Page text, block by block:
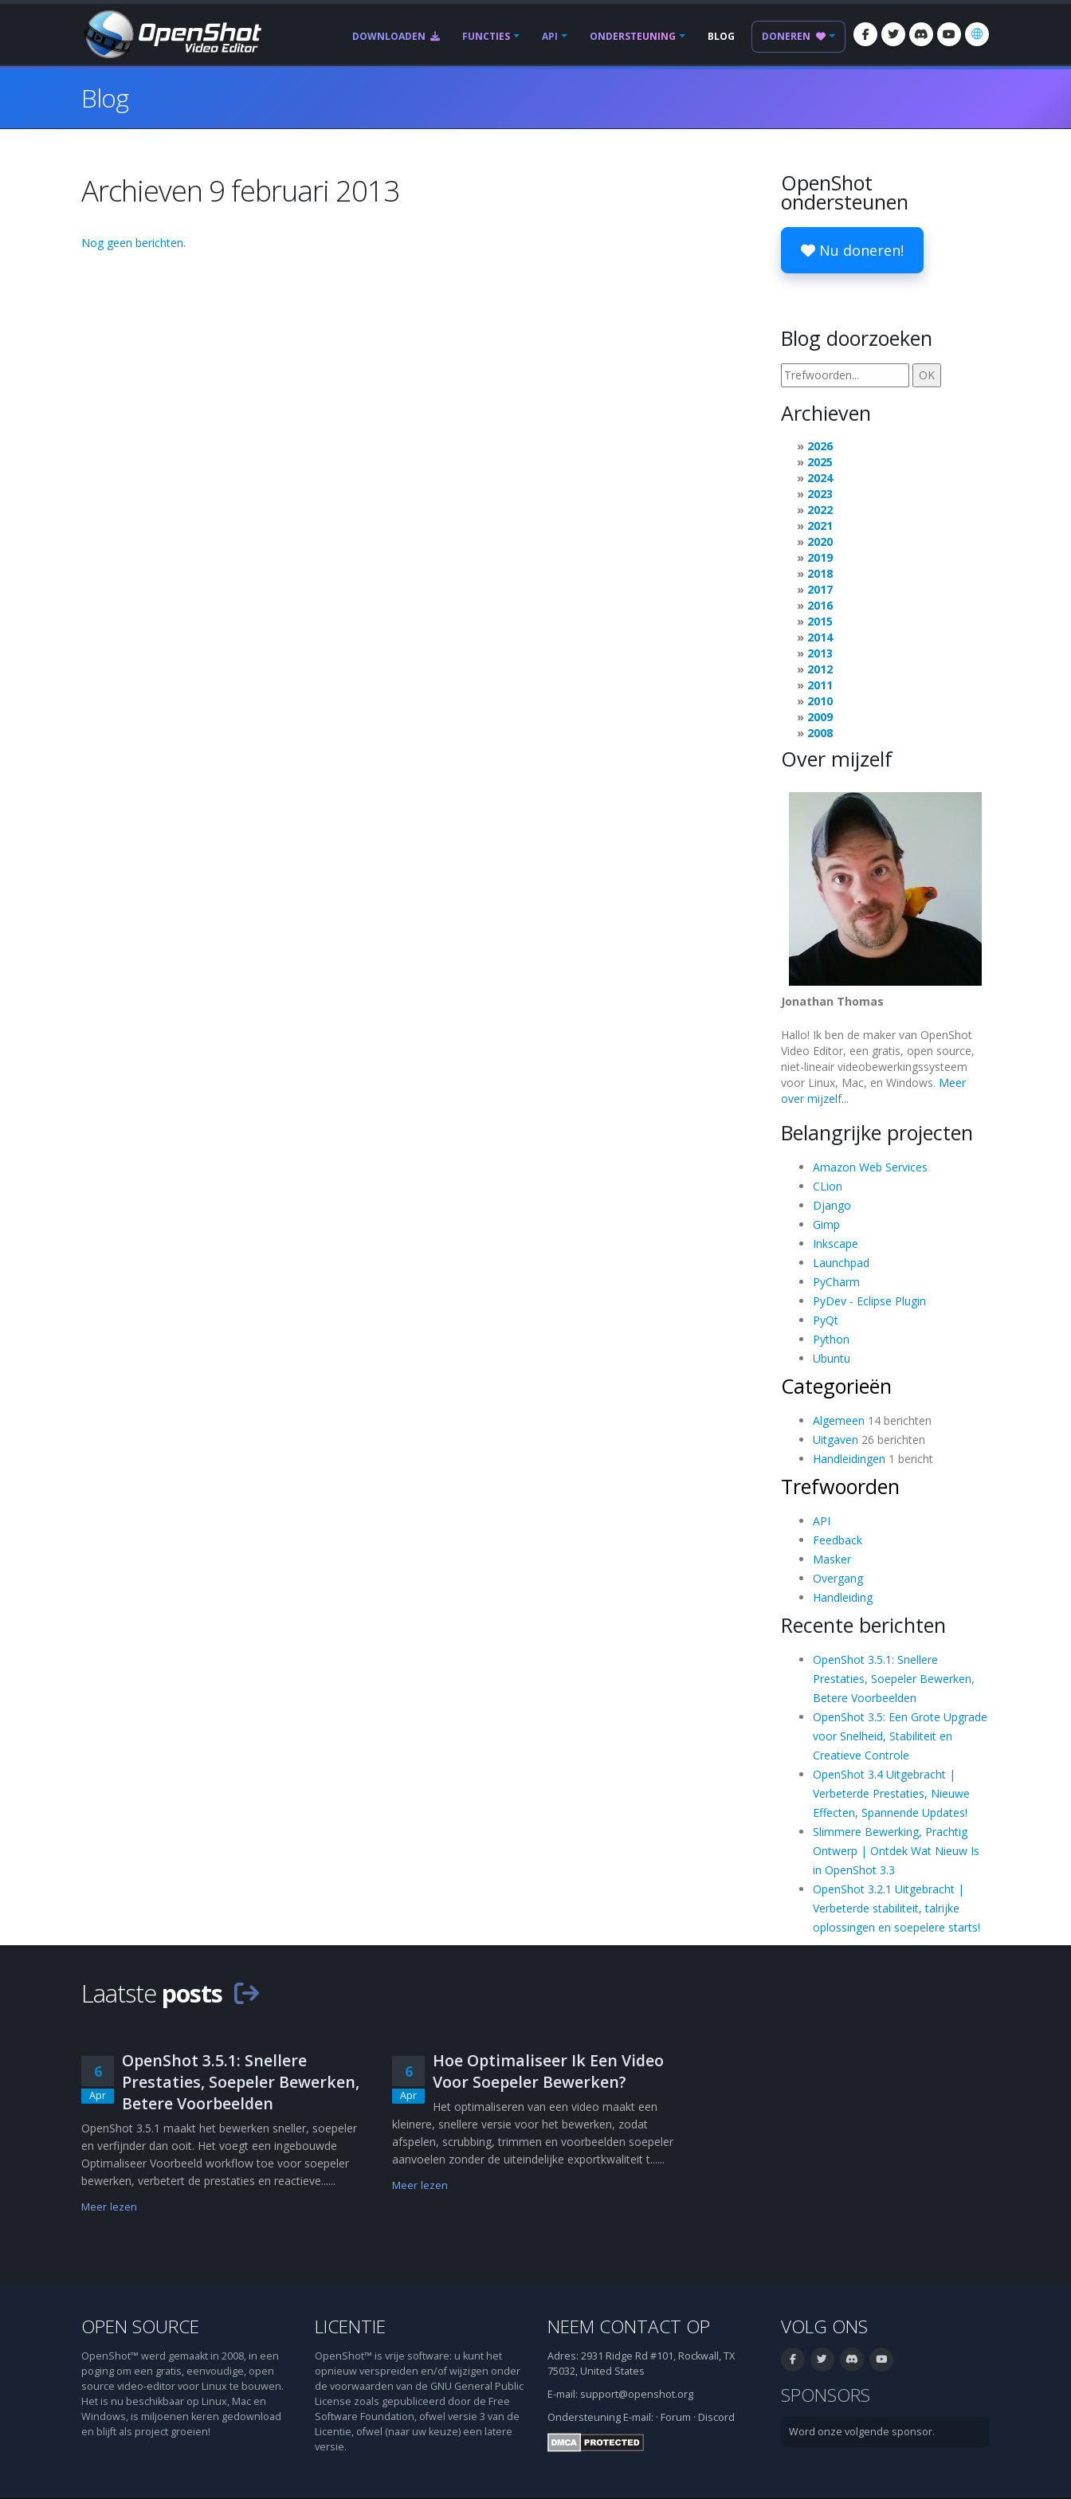
DOWNLOADEN FUNCTIES API ONDERSTEUNING BLOG DONEREN
Blog
Archieven 9 februari 2013
Nog geen berichten.
OpenShot
ondersteunen
Nu doneren!
Blog doorzoeken
Archieven
2026
2025
2024
2023
2022
2021
2020
2019
2018
2017
2016
2015
2014
2013
2012
2011
2010
2009
2008
Over mijzelf
Jonathan Thomas
Hallo! Ik ben de maker van OpenShot
Video Editor, een gratis, open source,
niet-lineair videobewerkingssysteem
voor Linux, Mac, en Windows. Meer
over mijzelf...
Belangrijke projecten
Amazon Web Services
CLion
Django
Gimp
Inkscape
Launchpad
PyCharm
PyDev - Eclipse Plugin
PyQt
Python
Ubuntu
Categorieën
Algemeen 14 berichten
Uitgaven 26 berichten
Handleidingen 1 bericht
Trefwoorden
API
Feedback
Masker
Overgang
Handleiding
Recente berichten
OpenShot 3.5.1: Snellere
Prestaties, Soepeler Bewerken,
Betere Voorbeelden
OpenShot 3.5: Een Grote Upgrade
voor Snelheid, Stabiliteit en
Creatieve Controle
OpenShot 3.4 Uitgebracht |
Verbeterde Prestaties, Nieuwe
Effecten, Spannende Updates!
Slimmere Bewerking, Prachtig
Ontwerp | Ontdek Wat Nieuw Is
in OpenShot 3.3
OpenShot 3.2.1 Uitgebracht |
Verbeterde stabiliteit, talrijke
oplossingen en soepelere starts!
Laatste posts
6
Apr
OpenShot 3.5.1: Snellere
Prestaties, Soepeler Bewerken,
Betere Voorbeelden
OpenShot 3.5.1 maakt het bewerken sneller, soepeler
en verfijnder dan ooit. Het voegt een ingebouwde
Optimaliseer Voorbeeld workflow toe voor soepeler
bewerken, verbetert de prestaties en reactieve......
Meer lezen
6
Apr
Hoe Optimaliseer Ik Een Video
Voor Soepeler Bewerken?
Het optimaliseren van een video maakt een
kleinere, snellere versie voor het bewerken, zodat
afspelen, scrubbing, trimmen en voorbeelden soepeler
aanvoelen zonder de uiteindelijke exportkwaliteit t......
Meer lezen
OPEN SOURCE
OpenShot™ werd gemaakt in 2008, in een
poging om een gratis, eenvoudige, open
source video-editor voor Linux te bouwen.
Het is nu beschikbaar op Linux, Mac en
Windows, is miljoenen keren gedownload
en blijft als project groeien!
LICENTIE
OpenShot™ is vrije software: u kunt het
opnieuw verspreiden en/of wijzigen onder
de voorwaarden van de GNU General Public
License zoals gepubliceerd door de Free
Software Foundation, ofwel versie 3 van de
Licentie, ofwel (naar uw keuze) een latere
versie.
NEEM CONTACT OP
Adres: 2931 Ridge Rd #101, Rockwall, TX
75032, United States
E-mail: support@openshot.org
Ondersteuning E-mail: · Forum · Discord
VOLG ONS
SPONSORS
Word onze volgende sponsor.